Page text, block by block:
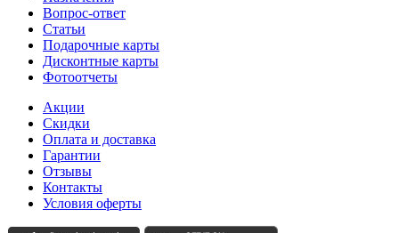
Вопрос-ответ
Статьи
Подарочные карты
Дисконтные карты
Фотоотчеты
Акции
Скидки
Оплата и доставка
Гарантии
Отзывы
Контакты
Условия оферты